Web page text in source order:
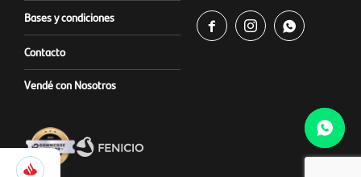
195
Bases y condiciones
Contacto
Vendé con Nosotros
  